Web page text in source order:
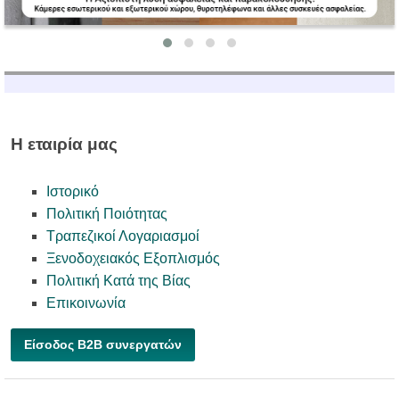
Η εταιρία μας
Ιστορικό
Πολιτική Ποιότητας
Τραπεζικοί Λογαριασμοί
Ξενοδοχειακός Εξοπλισμός
Πολιτική Κατά της Βίας
Επικοινωνία
Είσοδος B2B συνεργατών